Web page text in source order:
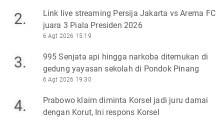
2.
Link live streaming Persija Jakarta vs Arema FC
juara 3 Piala Presiden 2026
6 Agt 2026 15:19
3.
995 Senjata api hingga narkoba ditemukan di
gedung yayasan sekolah di Pondok Pinang
6 Agt 2026 19:30
4.
Prabowo klaim diminta Korsel jadi juru damai
dengan Korut, Ini respons Korsel